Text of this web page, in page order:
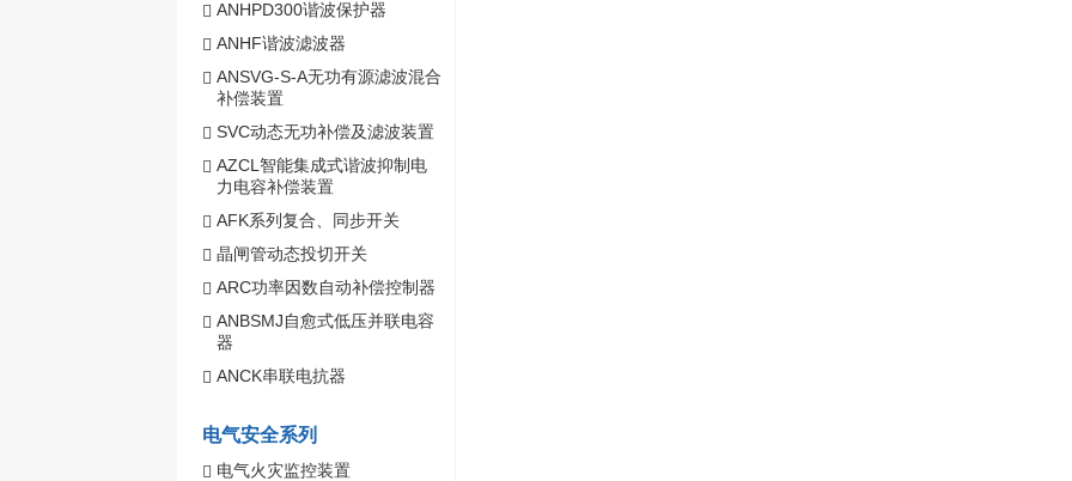
ANHPD300谐波保护器
ANHF谐波滤波器
ANSVG-S-A无功有源滤波混合
补偿装置
SVC动态无功补偿及滤波装置
AZCL智能集成式谐波抑制电
力电容补偿装置
AFK系列复合、同步开关
晶闸管动态投切开关
ARC功率因数自动补偿控制器
ANBSMJ自愈式低压并联电容
器
ANCK串联电抗器
电气安全系列
电气火灾监控装置